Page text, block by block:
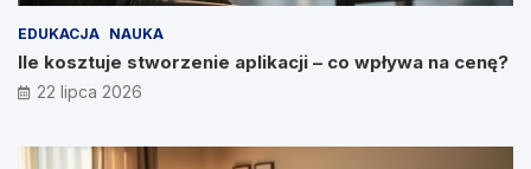
EDUKACJA NAUKA
Ile kosztuje stworzenie aplikacji – co wpływa na cenę?
22 lipca 2026